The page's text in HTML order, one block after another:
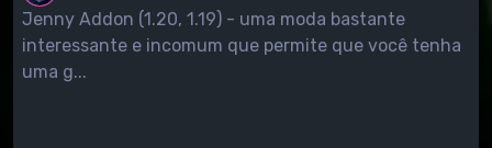
Jenny Addon (1.20, 1.19) - uma moda bastante
interessante e incomum que permite que você tenha
uma g...